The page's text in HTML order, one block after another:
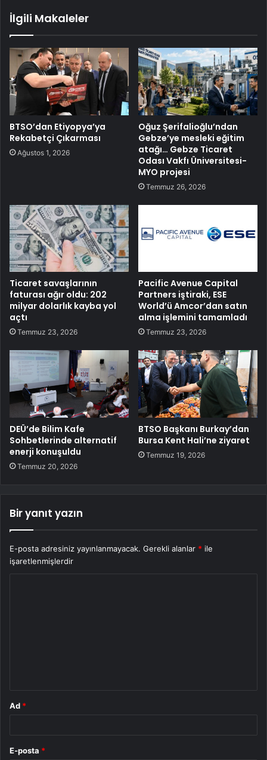
İlgili Makaleler
BTSO’dan Etiyopya’ya
Rekabetçi Çıkarması
Ağustos 1, 2026
Oğuz Şerifalioğlu’ndan
Gebze’ye mesleki eğitim
atağı… Gebze Ticaret
Odası Vakfı Üniversitesi-
MYO projesi
Temmuz 26, 2026
Ticaret savaşlarının
faturası ağır oldu: 202
milyar dolarlık kayba yol
açtı
Temmuz 23, 2026
Pacific Avenue Capital
Partners iştiraki, ESE
World’ü Amcor’dan satın
alma işlemini tamamladı
Temmuz 23, 2026
DEÜ’de Bilim Kafe
Sohbetlerinde alternatif
enerji konuşuldu
Temmuz 20, 2026
BTSO Başkanı Burkay’dan
Bursa Kent Hali’ne ziyaret
Temmuz 19, 2026
Bir yanıt yazın
E-posta adresiniz yayınlanmayacak. Gerekli alanlar * ile
işaretlenmişlerdir
Ad *
E-posta *